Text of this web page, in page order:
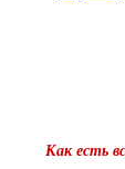
Как есть